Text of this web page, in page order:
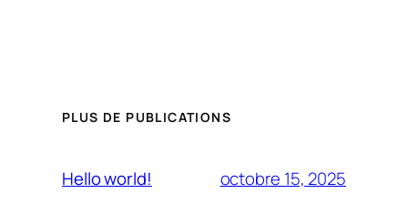
PLUS DE PUBLICATIONS
Hello world! octobre 15, 2025